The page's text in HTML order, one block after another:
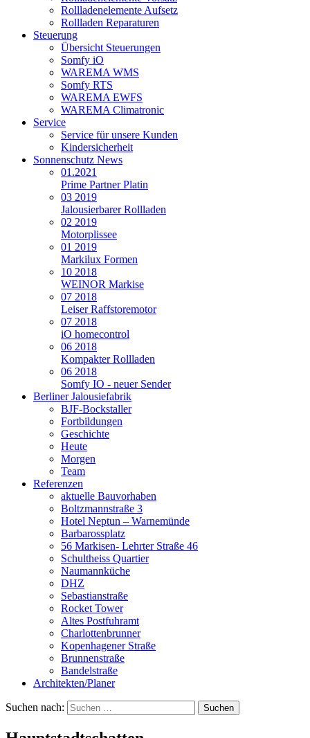
Rollladenelemente Aufsetz
Rollladen Reparaturen
Steuerung
Übersicht Steuerungen
Somfy iO
WAREMA WMS
Somfy RTS
WAREMA EWFS
WAREMA Climatronic
Service
Service für unsere Kunden
Kindersicherheit
Sonnenschutz News
01.2021
Prime Partner Platin
03 2019
Jalousierbarer Rollladen
02 2019
Motorplissee
01 2019
Markilux Formen
10 2018
WEINOR Markise
07 2018
Leiser Raffstoremotor
07 2018
iO homecontrol
06 2018
Kompakter Rollladen
06 2018
Somfy IO - neuer Sender
Berliner Jalousiefabrik
BJF-Bockstaller
Fortbildungen
Geschichte
Heute
Morgen
Team
Referenzen
aktuelle Bauvorhaben
Boltzmannstraße 3
Hotel Neptun – Warnemünde
Barbarossplatz
56 Markisen- Lehrter Straße 46
Schultheiss Quartier
Naumannküche
DHZ
Sebastianstraße
Rocket Tower
Altes Postfuhramt
Charlottenbrunner
Kopenhagener Straße
Brunnenstraße
Bandelstraße
Architekten/Planer
Suchen nach: